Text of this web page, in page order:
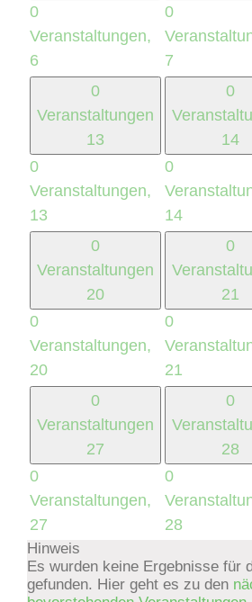
0
Veranstaltungen,
6
0
7
0
Veranstaltungen
13
0
Veranstaltungen,
13
0
14
0
14
0
Veranstaltungen
20
0
Veranstaltungen,
20
0
21
0
21
0
Veranstaltungen
27
0
Veranstaltungen,
27
0
28
0
28
Hinweis
Es wurden keine Ergebnisse für
gefunden. Hier geht es zu den